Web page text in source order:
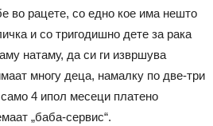
во рацете, со едно кое има нешто
и со тригодишно дете за рака
натаму, да си ги извршува
многу деца, намалку по две-три
4 ипол месеци платено
„баба-сервис“.